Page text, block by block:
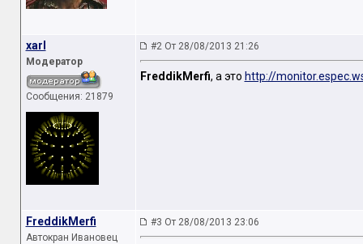
xarl
Модератор
Сообщения: 21879
#2 От 28/08/2013 21:26
FreddikMerfi, а это http://
FreddikMerfi
Автокран Ивановец
#3 От 28/08/2013 23:06